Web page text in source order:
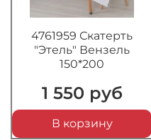
4761959 Скатерть
"Этель" Вензель
150*200
1 550 руб
В корзину